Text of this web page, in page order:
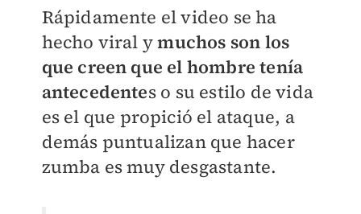
Rápidamente el video se ha
hecho viral ymuchos son los
que creen que el hombre tenía
antecedentes o su estilo de vida
es el que propició el ataque, a
demás puntualizan que hacer
zumba es muy desgastante.